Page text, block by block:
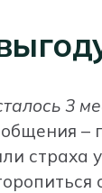
3
–
страха